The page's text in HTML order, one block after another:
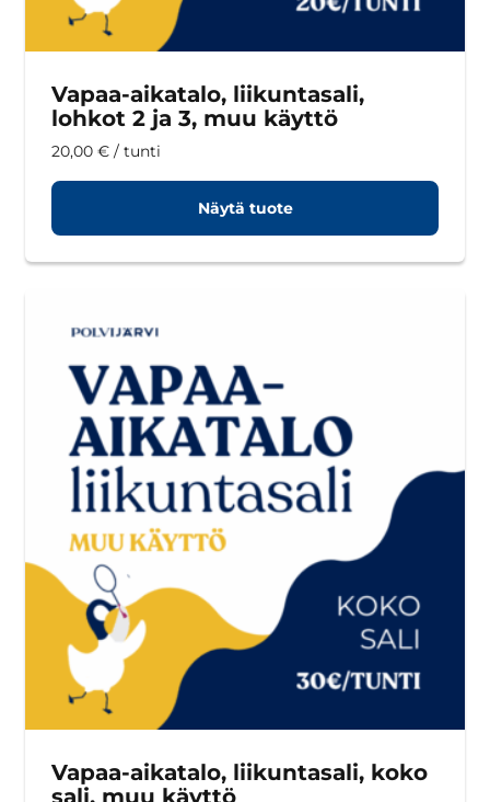
Vapaa-aikatalo, liikuntasali,
lohkot 2 ja 3, muu käyttö
20,00 € / tunti
Näytä tuote
Vapaa-aikatalo, liikuntasali, koko
sali, muu käyttö